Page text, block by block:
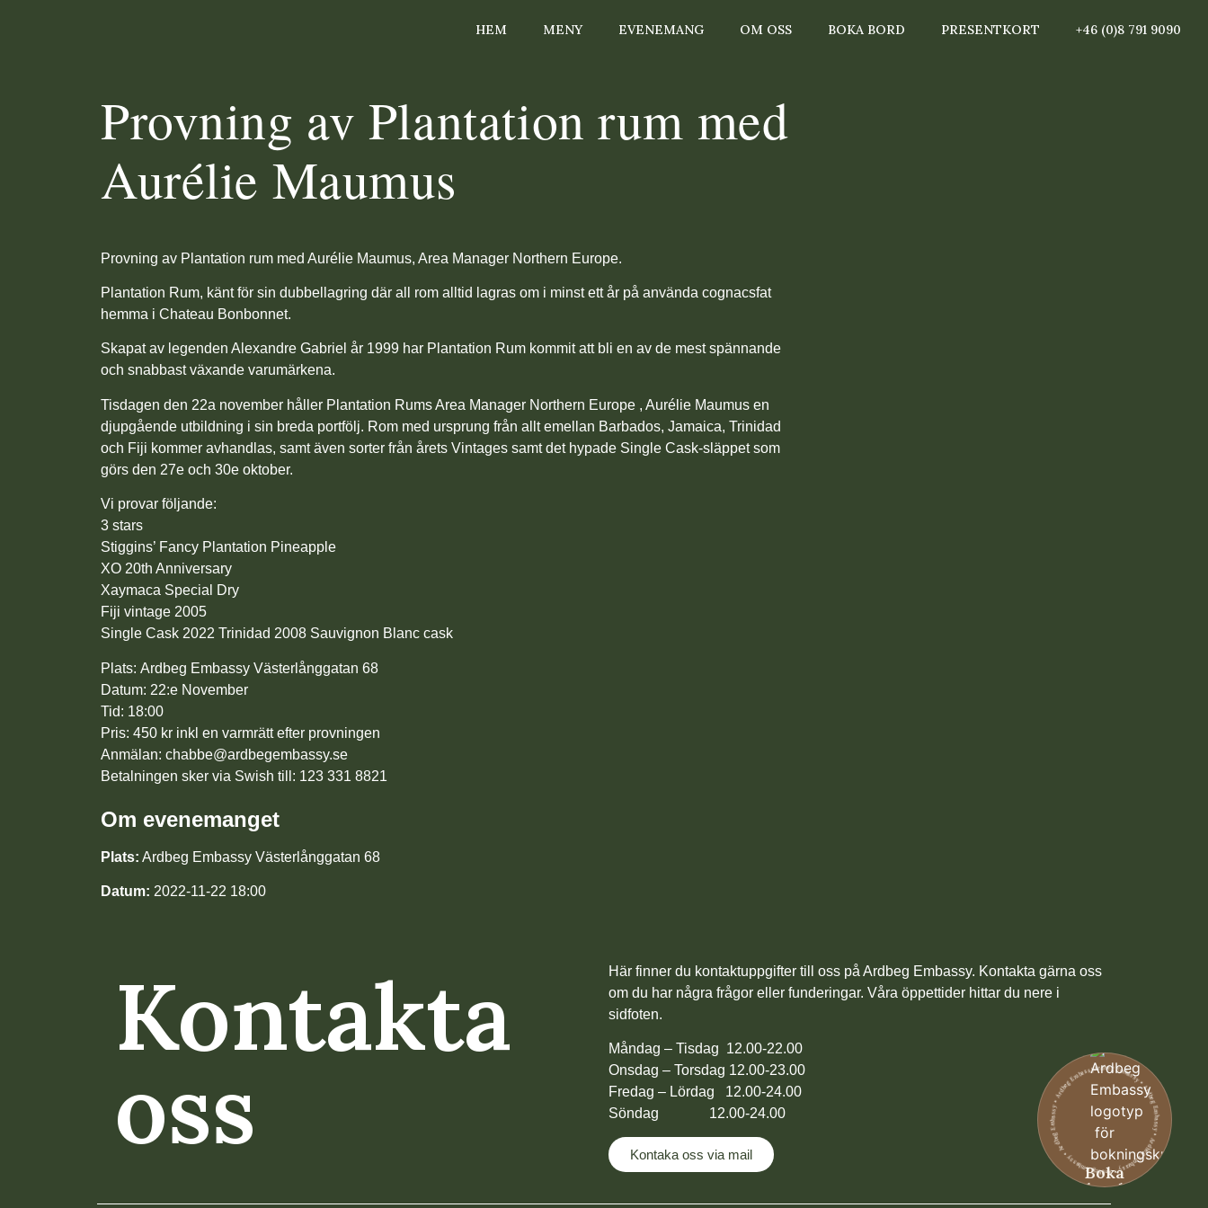
HEM MENY EVENEMANG OM OSS BOKA BORD PRESENTKORT +46 (0)8 791 9090
Provning av Plantation rum med
Aurélie Maumus
Provning av Plantation rum med Aurélie Maumus, Area Manager Northern Europe.
Plantation Rum, känt för sin dubbellagring där all rom alltid lagras om i minst ett år på använda cognacsfat
hemma i Chateau Bonbonnet.
Skapat av legenden Alexandre Gabriel år 1999 har Plantation Rum kommit att bli en av de mest spännande
och snabbast växande varumärkena.
Tisdagen den 22a november håller Plantation Rums Area Manager Northern Europe , Aurélie Maumus en
djupgående utbildning i sin breda portfölj. Rom med ursprung från allt emellan Barbados, Jamaica, Trinidad
och Fiji kommer avhandlas, samt även sorter från årets Vintages samt det hypade Single Cask-släppet som
görs den 27e och 30e oktober.
Vi provar följande:
3 stars
Stiggins’ Fancy Plantation Pineapple
XO 20th Anniversary
Xaymaca Special Dry
Fiji vintage 2005
Single Cask 2022 Trinidad 2008 Sauvignon Blanc cask
Plats: Ardbeg Embassy Västerlånggatan 68
Datum: 22:e November
Tid: 18:00
Pris: 450 kr inkl en varmrätt efter provningen
Anmälan: chabbe@ardbegembassy.se
Betalningen sker via Swish till: 123 331 8821
Om evenemanget
Plats: Ardbeg Embassy Västerlånggatan 68
Datum: 2022-11-22 18:00
Ardbeg Embassy • Ardbeg Embassy • Ardbeg Embassy • Ardbeg Embassy • Ardbeg Embassy • Ardbeg Embassy
Boka
bord
Kontakta
oss
Här finner du kontaktuppgifter till oss på Ardbeg Embassy. Kontakta gärna oss
om du har några frågor eller funderingar. Våra öppettider hittar du nere i
sidfoten.
Måndag – Tisdag 12.00-22.00
Onsdag – Torsdag 12.00-23.00
Fredag – Lördag 12.00-24.00
Söndag 12.00-24.00
Kontaka oss via mail